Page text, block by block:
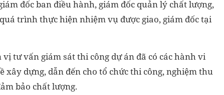
đốc ban điều hành, giám đốc quản lý chất lượng,
trình thực hiện nhiệm vụ được giao, giám đốc tại
tư vấn giám sát thi công dự án đã có các hành vi
dựng, dẫn đến cho tổ chức thi công, nghiệm thu
bảo chất lượng.